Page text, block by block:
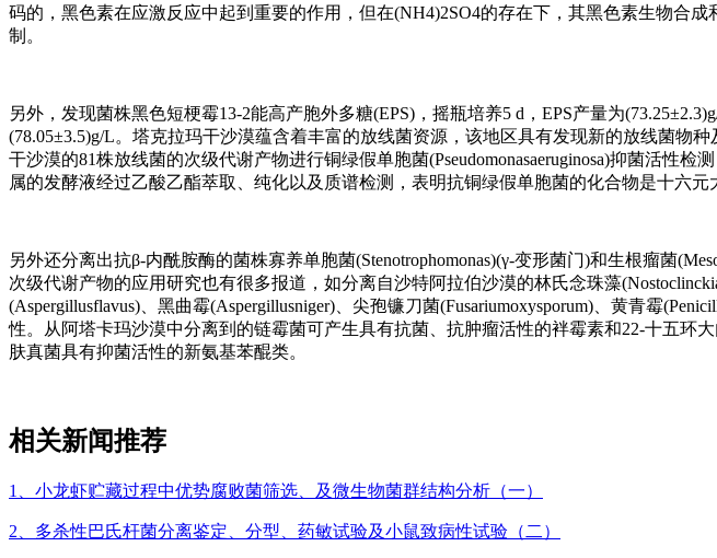
码的，黑色素在应激反应中起到重要的作用，但在(NH4)2SO4的存在下，其黑色素生物合
制。
另外，发现菌株黑色短梗霉13-2能高产胞外多糖(EPS)，摇瓶培养5 d，EPS产量为
(78.05±3.5)g/L。塔克拉玛干沙漠蕴含着丰富的放线菌资源，该地区具有发现新的放线菌物
干沙漠的81株放线菌的次级代谢产物进行铜绿假单胞菌(Pseudomonasaeruginosa)抑菌活性
属的发酵液经过乙酸乙酯萃取、纯化以及质谱检测，表明抗铜绿假单胞菌的化合物是十六元
另外还分离出抗β-内酰胺酶的菌株寡养单胞菌(Stenotrophomonas)(γ-变形菌门)和生根瘤菌
次级代谢产物的应用研究也有很多报道，如分离自沙特阿拉伯沙漠的林氏念珠藻
(Aspergillusflavus)、黑曲霉(Aspergillusniger)、尖孢镰刀菌(Fusariumoxysporum)、黄青霉
性。从阿塔卡玛沙漠中分离到的链霉菌可产生具有抗菌、抗肿瘤活性的袢霉素和22-十五环大
肤真菌具有抑菌活性的新氨基苯醌类。
相关新闻推荐
1、小龙虾贮藏过程中优势腐败菌筛选、及微生物菌群结构分析（一）
2、多杀性巴氏杆菌分离鉴定、分型、药敏试验及小鼠致病性试验（二）